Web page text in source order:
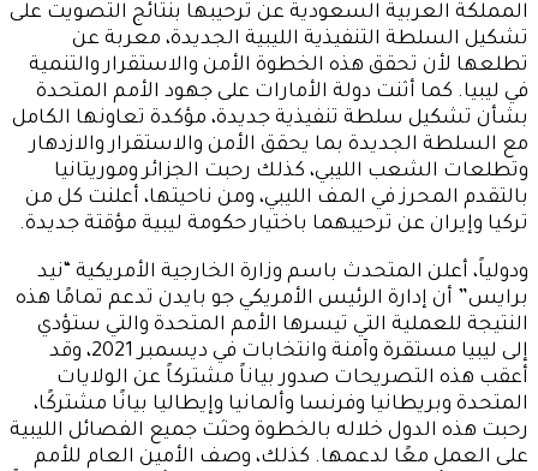
المملكة العربية السعودية عن ترحيبها بنتائج التصويت على
تشكيل السلطة التنفيذية الليبية الجديدة، معربة عن
تطلعها لأن تحقق هذه الخطوة الأمن والاستقرار والتنمية
في ليبيا. كما أثنت دولة الأمارات على جهود الأمم المتحدة
بشأن تشكيل سلطة تنفيذية جديدة، مؤكدة تعاونها الكامل
مع السلطة الجديدة بما يحقق الأمن والاستقرار والازدهار
وتطلعات الشعب الليبي، كذلك رحبت الجزائر وموريتانيا
بالتقدم المحرز في المف الليبي، ومن ناحيتها، أعلنت كل من
تركيا وإيران عن ترحيبهما باختيار حكومة ليبية مؤقتة جديدة.
ودولياً، أعلن المتحدث باسم وزارة الخارجية الأمريكية “نيد
برايس” أن إدارة الرئيس الأمريكي جو بايدن تدعم تمامًا هذه
النتيجة للعملية التي تيسرها الأمم المتحدة والتي ستؤدي
إلى ليبيا مستقرة وآمنة وانتخابات في ديسمبر 2021، وقد
أعقب هذه التصريحات صدور بياناً مشتركاً عن الولايات
المتحدة وبريطانيا وفرنسا وألمانيا وإيطاليا بيانًا مشتركًا،
رحبت هذه الدول خلاله بالخطوة وحثت جميع الفصائل الليبية
على العمل معًا لدعمها. كذلك، وصف الأمين العام للأمم